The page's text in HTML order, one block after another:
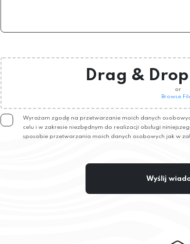
Drag & Drop
or
Browse
Wyrażam zgodę na przetwarzanie moich danych
celu i w zakresie niezbędnym do realizacji obsługi
sposobie przetwarzania moich danych osobowych jak w